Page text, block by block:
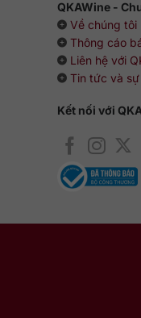
QKAWine -
Về chúng tôi
Thông cáo
Liên hệ với
Tin tức và sự
Kết nối với